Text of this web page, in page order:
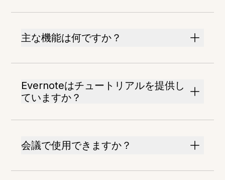
主な機能は何ですか？
Evernoteはチュートリアルを提供し
ていますか？
会議で使用できますか？